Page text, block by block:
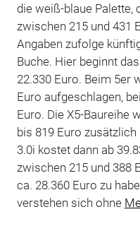
die weiß-blaue Palette,
zwischen 215 und 431
Angaben zufolge
Buche. Hier beginnt
22.330 Euro. Beim 5er
Euro aufgeschlagen,
Euro. Die X5-Baureihe
bis 819 Euro
3.0i kostet dann ab
zwischen 215 und 388
ca. 28.360 Euro zu
verstehen sich ohne